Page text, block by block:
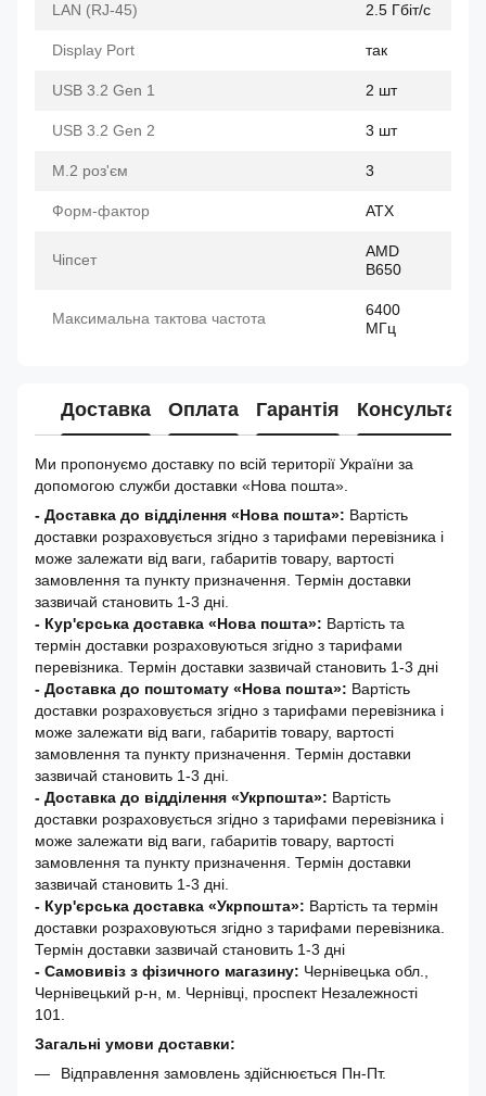
LAN (RJ-45) 2.5 Гбіт/с
Display Port так
USB 3.2 Gen 1 2 шт
USB 3.2 Gen 2 3 шт
M.2 роз'єм 3
Форм-фактор ATX
Чіпсет
AMD
B650
Максимальна тактова частота
6400
МГц
Доставка Оплата Гарантія Консультація
Ми пропонуємо доставку по всій території України за
допомогою служби доставки «Нова пошта».
- Доставка до відділення «Нова пошта»: Вартість
доставки розраховується згідно з тарифами перевізника і
може залежати від ваги, габаритів товару, вартості
замовлення та пункту призначення. Термін доставки
зазвичай становить 1-3 дні.
- Кур'єрська доставка «Нова пошта»: Вартість та
термін доставки розраховуються згідно з тарифами
перевізника. Термін доставки зазвичай становить 1-3 дні
- Доставка до поштомату «Нова пошта»: Вартість
доставки розраховується згідно з тарифами перевізника і
може залежати від ваги, габаритів товару, вартості
замовлення та пункту призначення. Термін доставки
зазвичай становить 1-3 дні.
- Доставка до відділення «Укрпошта»: Вартість
доставки розраховується згідно з тарифами перевізника і
може залежати від ваги, габаритів товару, вартості
замовлення та пункту призначення. Термін доставки
зазвичай становить 1-3 дні.
- Кур'єрська доставка «Укрпошта»: Вартість та термін
доставки розраховуються згідно з тарифами перевізника.
Термін доставки зазвичай становить 1-3 дні
- Самовивіз з фізичного магазину: Чернівецька обл.,
Чернівецький р-н, м. Чернівці, проспект Незалежності
101.
Загальні умови доставки:
Відправлення замовлень здійснюється Пн-Пт.